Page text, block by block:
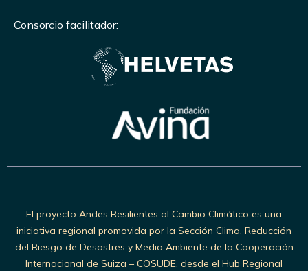
Consorcio facilitador:
El proyecto Andes Resilientes al Cambio Climático es una
iniciativa regional promovida por la Sección Clima, Reducción
del Riesgo de Desastres y Medio Ambiente de la Cooperación
Internacional de Suiza – COSUDE, desde el Hub Regional